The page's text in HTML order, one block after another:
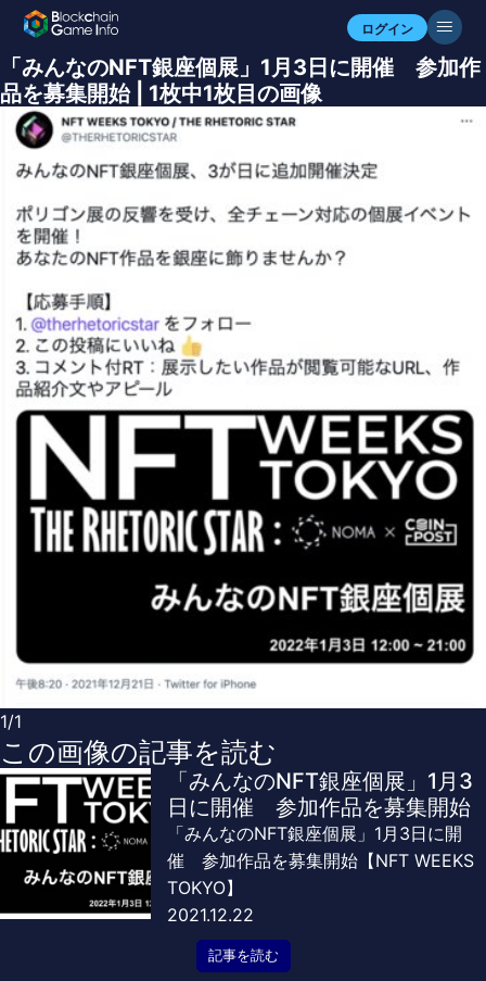
ログイン
「みんなのNFT銀座個展」1月3日に開催 参加作
品を募集開始 | 1枚中1枚目の画像
1/1
この画像の記事を読む
「みんなのNFT銀座個展」1月3
日に開催 参加作品を募集開始
「みんなのNFT銀座個展」1月3日に開
催 参加作品を募集開始【NFT WEEKS
TOKYO】
2021.12.22
記事を読む